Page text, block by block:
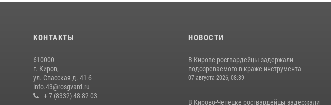
КОНТАКТЫ
610000
г. Киров,
ул. Спасская д. 41 б
info.43@rosgvard.ru
+ 7 (8332) 48-82-03
НОВОСТИ
В Кирове росгвардейцы задержали
подозреваемого в краже инструмента
07 августа 2026, 08:39
В Кирово-Чепецке росгвардейцы задержали